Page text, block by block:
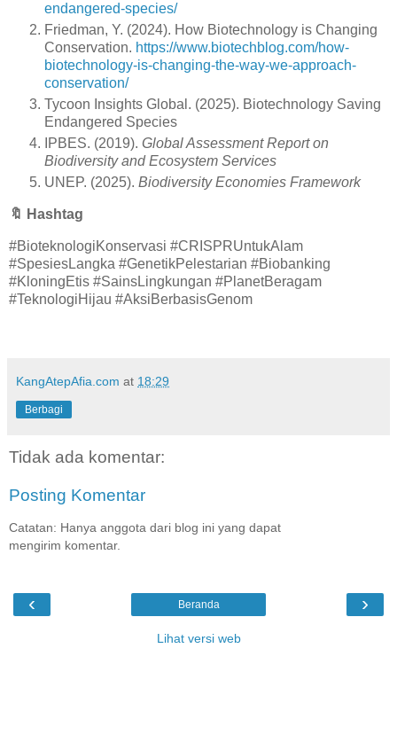
endangered-species/
Friedman, Y. (2024). How Biotechnology is Changing
Conservation. https://www.biotechblog.com/how-
biotechnology-is-changing-the-way-we-approach-
conservation/
Tycoon Insights Global. (2025). Biotechnology Saving
Endangered Species
IPBES. (2019). Global Assessment Report on
Biodiversity and Ecosystem Services
UNEP. (2025). Biodiversity Economies Framework
🔖 Hashtag
#BioteknologiKonservasi #CRISPRUntukAlam
#SpesiesLangka #GenetikPelestarian #Biobanking
#KloningEtis #SainsLingkungan #PlanetBeragam
#TeknologiHijau #AksiBerbasisGenom
KangAtepAfia.com at 18:29
Berbagi
Tidak ada komentar:
Posting Komentar
Catatan: Hanya anggota dari blog ini yang dapat
mengirim komentar.
‹ ›
Beranda
Lihat versi web